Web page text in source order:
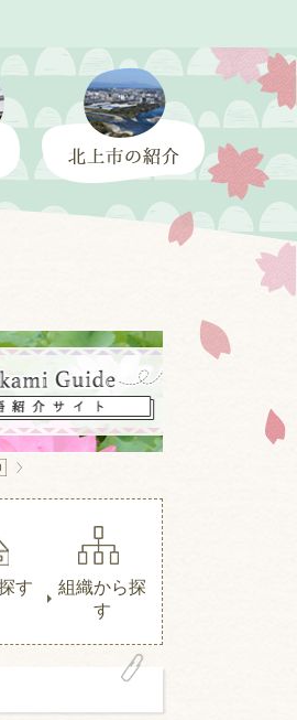
す
組織から探
す